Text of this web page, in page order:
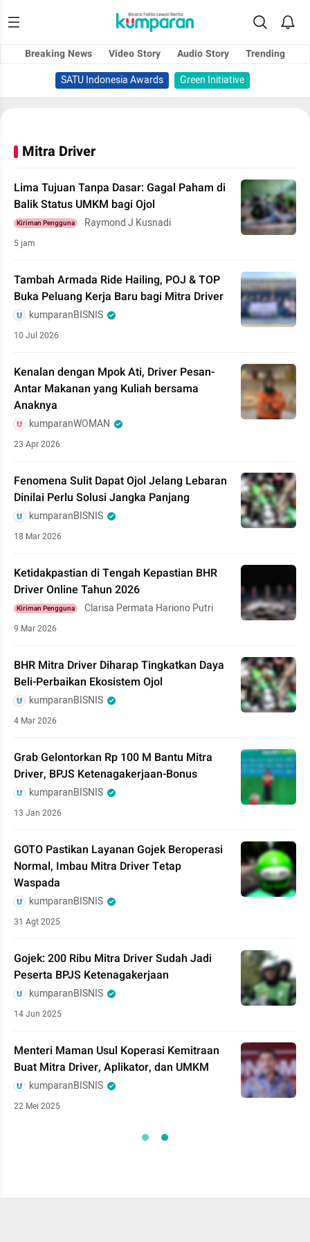
Breaking News Video Story Audio Story
Trending
SATU Indonesia Awards
Green Initiative
Mitra Driver
Lima Tujuan Tanpa Dasar: Gagal Paham di
Balik Status UMKM bagi Ojol
Kiriman Pengguna Raymond J Kusnadi
5 jam
Tambah Armada Ride Hailing, POJ & TOP
Buka Peluang Kerja Baru bagi Mitra Driver
kumparanBISNIS
10 Jul 2026
Kenalan dengan Mpok Ati, Driver Pesan-
Antar Makanan yang Kuliah bersama
Anaknya
kumparanWOMAN
23 Apr 2026
Fenomena Sulit Dapat Ojol Jelang Lebaran
Dinilai Perlu Solusi Jangka Panjang
kumparanBISNIS
18 Mar 2026
Ketidakpastian di Tengah Kepastian BHR
Driver Online Tahun 2026
Kiriman Pengguna Clarisa Permata Hariono Putri
9 Mar 2026
BHR Mitra Driver Diharap Tingkatkan Daya
Beli-Perbaikan Ekosistem Ojol
kumparanBISNIS
4 Mar 2026
Grab Gelontorkan Rp 100 M Bantu Mitra
Driver, BPJS Ketenagakerjaan-Bonus
kumparanBISNIS
13 Jan 2026
GOTO Pastikan Layanan Gojek Beroperasi
Normal, Imbau Mitra Driver Tetap
Waspada
kumparanBISNIS
31 Agt 2025
Gojek: 200 Ribu Mitra Driver Sudah Jadi
Peserta BPJS Ketenagakerjaan
kumparanBISNIS
14 Jun 2025
Menteri Maman Usul Koperasi Kemitraan
Buat Mitra Driver, Aplikator, dan UMKM
kumparanBISNIS
22 Mei 2025